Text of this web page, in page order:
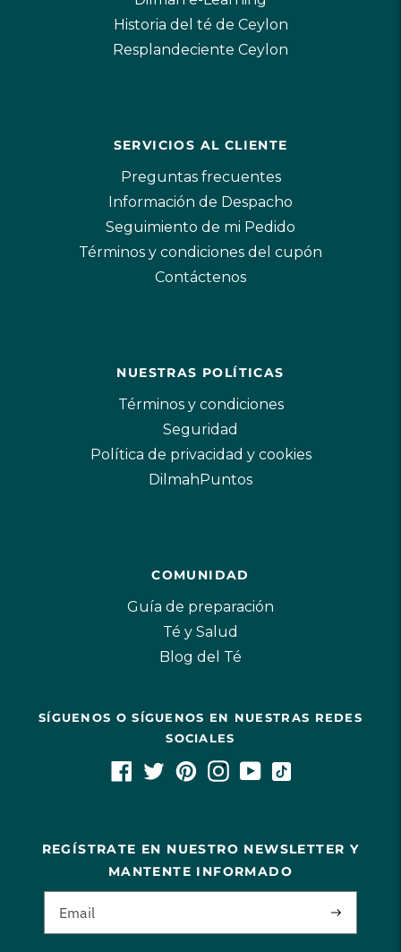
Historia del té de Ceylon
Resplandeciente Ceylon
SERVICIOS AL CLIENTE
Preguntas frecuentes
Información de Despacho
Seguimiento de mi Pedido
Términos y condiciones del cupón
Contáctenos
NUESTRAS POLÍTICAS
Términos y condiciones
Seguridad
Política de privacidad y cookies
DilmahPuntos
COMUNIDAD
Guía de preparación
Té y Salud
Blog del Té
SÍGUENOS O SÍGUENOS EN NUESTRAS REDES
SOCIALES
REGÍSTRATE EN NUESTRO NEWSLETTER Y
MANTENTE INFORMADO